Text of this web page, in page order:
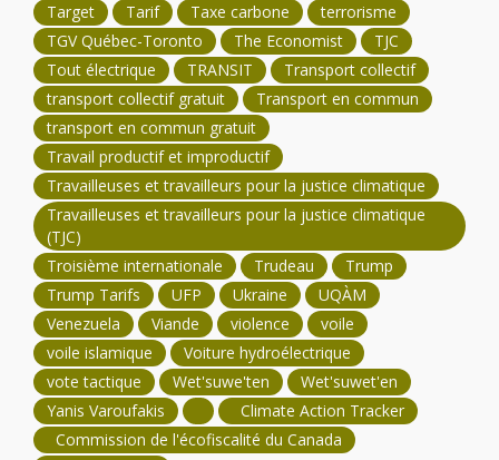
Target
Tarif Taxe carbone
terrorisme
TGV Québec-Toronto
The Economist
TJC
Tout électrique
TRANSIT
Transport collectif
transport collectif gratuit
Transport en commun
transport en commun gratuit
Travail productif et improductif
Travailleuses et travailleurs pour la justice climatique
Travailleuses et travailleurs pour la justice climatique
(TJC)
Troisième internationale
Trudeau
Trump
Trump Tarifs
UFP Ukraine
UQÀM
Venezuela
Viande violence
voile
voile islamique
Voiture hydroélectrique
vote tactique
Wet'suwe'ten
Wet'suwet'en
Yanis Varoufakis
Climate Action Tracker
Commission de l'écofiscalité du Canada